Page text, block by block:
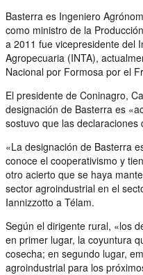
Basterra es Ingeniero
como ministro de la
a 2011 fue vicepresidente del
Agropecuaria (INTA),
Nacional por Formosa por el
El presidente de Coninagro,
designación de Basterra es
sostuvo que las
«La designación de Basterra
conoce el cooperativismo y
otro acierto que se haya
sector agroindustrial en el
Iannizzotto a Télam.
Según el dirigente rural, «los
en primer lugar, la coyuntura
cosecha; en segundo lugar,
agroindustrial para los